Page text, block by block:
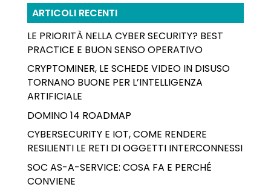
ARTICOLI RECENTI
LE PRIORITÀ NELLA CYBER SECURITY? BEST
PRACTICE E BUON SENSO OPERATIVO
CRYPTOMINER, LE SCHEDE VIDEO IN DISUSO
TORNANO BUONE PER L’INTELLIGENZA
ARTIFICIALE
DOMINO 14 ROADMAP
CYBERSECURITY E IOT, COME RENDERE
RESILIENTI LE RETI DI OGGETTI INTERCONNESSI
SOC AS-A-SERVICE: COSA FA E PERCHÉ
CONVIENE